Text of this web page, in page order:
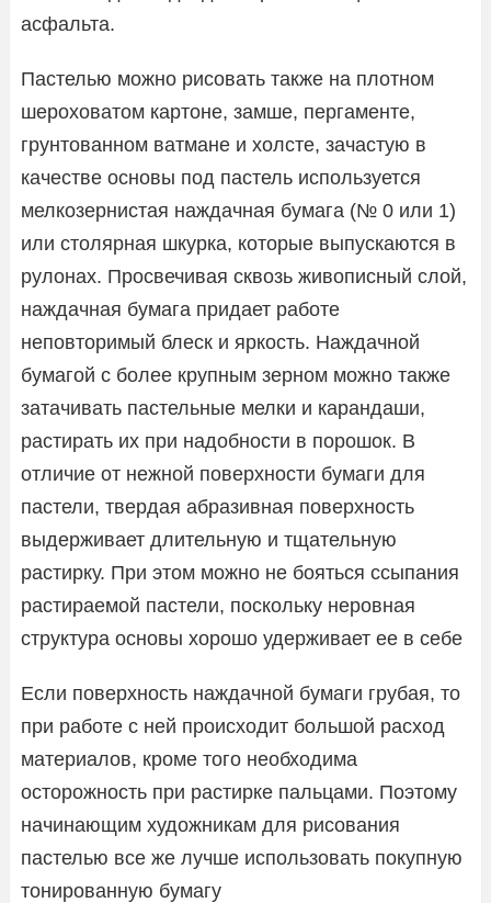
асфальта.
Пастелью можно рисовать также на плотном
шероховатом картоне, замше, пергаменте,
грунтованном ватмане и холсте, зачастую в
качестве основы под пастель используется
мелкозернистая наждачная бумага (№ 0 или 1)
или столярная шкурка, которые выпускаются в
рулонах. Просвечивая сквозь живописный слой,
наждачная бумага придает работе
неповторимый блеск и яркость. Наждачной
бумагой с более крупным зерном можно также
затачивать пастельные мелки и карандаши,
растирать их при надобности в порошок. В
отличие от нежной поверхности бумаги для
пастели, твердая абразивная поверхность
выдерживает длительную и тщательную
растирку. При этом можно не бояться ссыпания
растираемой пастели, поскольку неровная
структура основы хорошо удерживает ее в себе
Если поверхность наждачной бумаги грубая, то
при работе с ней происходит большой расход
материалов, кроме того необходима
осторожность при растирке пальцами. Поэтому
начинающим художникам для рисования
пастелью все же лучше использовать покупную
тонированную бумагу